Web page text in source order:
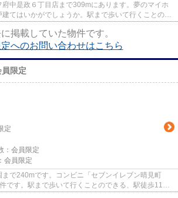
中是政６丁目店まで309mにあります。夢のマイホ
てはいかがでしょうか。駅まで歩いて行くことので
掲載していた物件です。
へのお問い合わせはこちら
員限定
定
： 会員限定
会員限定
で240mです。コンビニ「セブンイレブン晴見町
です。駅まで歩いて行くことのできる、駅徒歩11分